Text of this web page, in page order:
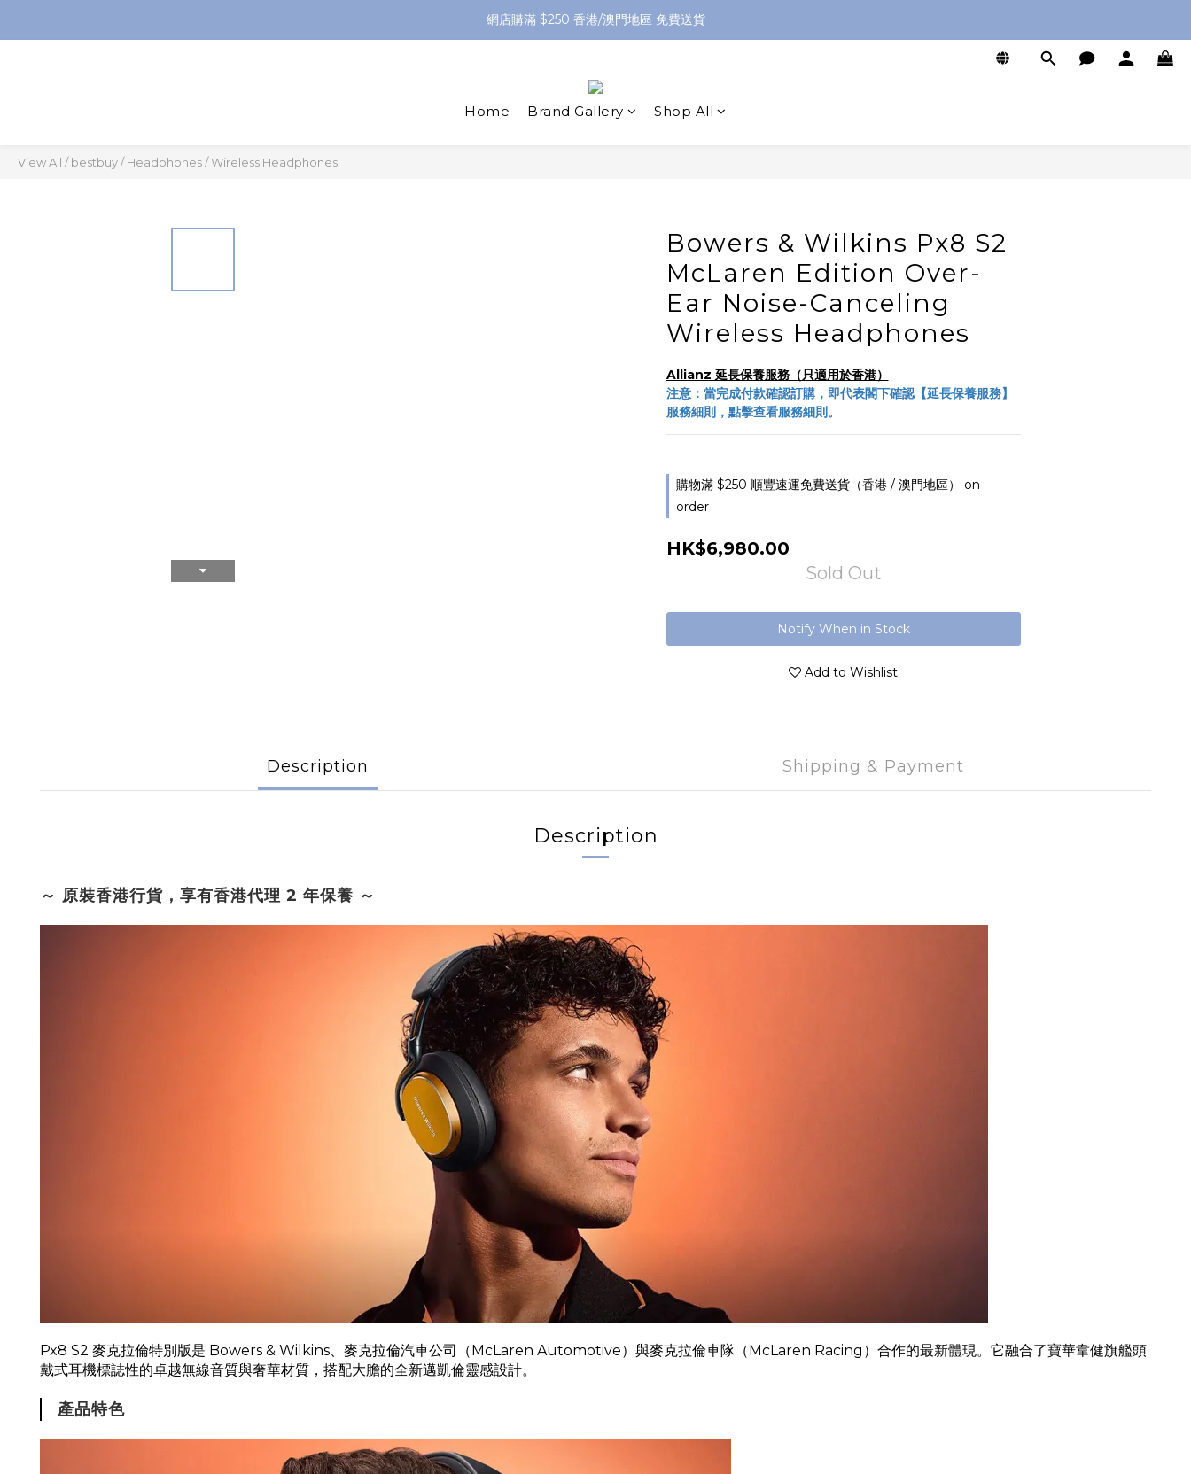
網店購滿 $250 香港/澳門地區 免費送貨
網店購滿 $250 香港/澳門地區 免費送貨
網店購滿 $250 香港/澳門地區 免費送貨
Home Brand Gallery Shop All
View All /bestbuy/Headphones/Wireless Headphones
Bowers & Wilkins Px8 S2
McLaren Edition Over-
Ear Noise-Canceling
Wireless Headphones
Allianz 延長保養服務（只適用於香港）
注意：當完成付款確認訂購，即代表閣下確認【延長保養服務】
服務細則，點擊查看服務細則。
購物滿 $250 順豐速運免費送貨（香港 / 澳門地區） on
order
HK$6,980.00
Sold Out
Notify When in Stock
Add to Wishlist
Description Shipping & Payment
Description
～ 原裝香港行貨，享有香港代理 2 年保養 ～
Px8 S2 麥克拉倫特別版是 Bowers & Wilkins、麥克拉倫汽車公司（McLaren Automotive）與麥克拉倫車隊（McLaren Racing）合作的最新體現。它融合了寶華韋健旗艦頭
戴式耳機標誌性的卓越無線音質與奢華材質，搭配大膽的全新邁凱倫靈感設計。
產品特色